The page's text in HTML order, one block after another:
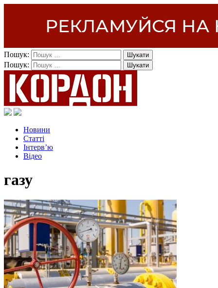
Пошук:
Пошук:
Новини
Статті
Інтерв’ю
Відео
газу